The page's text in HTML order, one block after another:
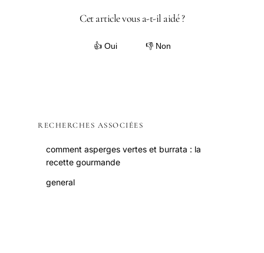
Cet article vous a-t-il aidé ?
👍 Oui 👎 Non
RECHERCHES ASSOCIÉES
comment asperges vertes et burrata : la
recette gourmande
general